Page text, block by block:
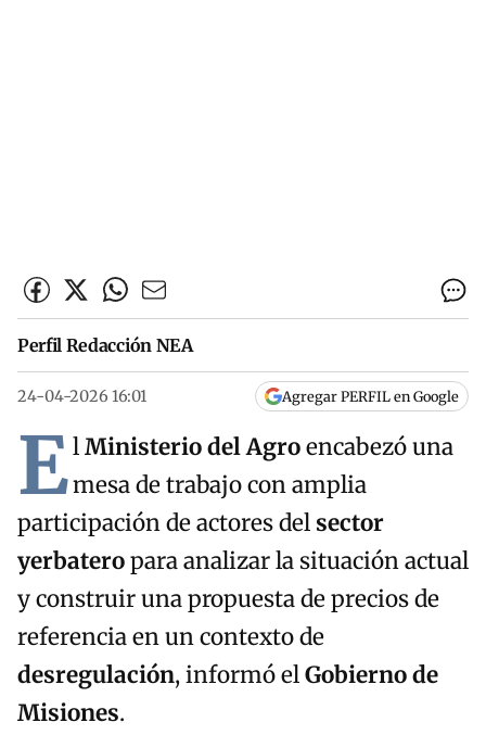
Perfil Redacción NEA
24-04-2026 16:01 Agregar PERFIL en Google
ElMinisterio del Agroencabezó una
mesa de trabajo con amplia
participación de actores del sector
yerbateropara analizar la situación actual
y construir una propuesta de precios de
referencia en un contexto de
desregulación, informó elGobierno de
Misiones.